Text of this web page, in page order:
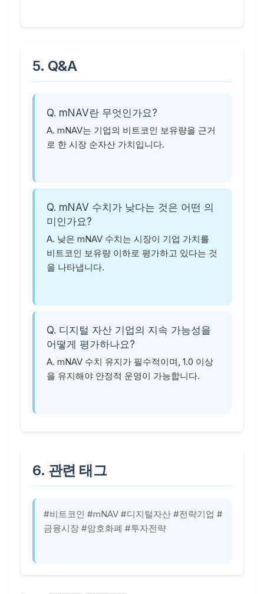
5. Q&A
Q. mNAV란 무엇인가요?
A. mNAV는 기업의 비트코인 보유량을 근거
로 한 시장 순자산 가치입니다.
Q. mNAV 수치가 낮다는 것은 어떤 의
미인가요?
A. 낮은 mNAV 수치는 시장이 기업 가치를
비트코인 보유량 이하로 평가하고 있다는 것
을 나타냅니다.
Q. 디지털 자산 기업의 지속 가능성을
어떻게 평가하나요?
A. mNAV 수치 유지가 필수적이며, 1.0 이상
을 유지해야 안정적 운영이 가능합니다.
6. 관련 태그
#비트코인 #mNAV #디지털자산 #전략기업 #
금융시장 #암호화폐 #투자전략